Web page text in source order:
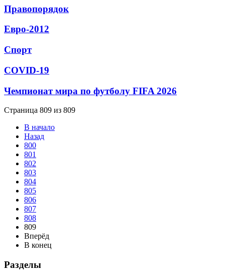
Правопорядок
Евро-2012
Спорт
СОVID-19
Чемпионат мира по футболу FIFA 2026
Страница 809 из 809
В начало
Назад
800
801
802
803
804
805
806
807
808
809
Вперёд
В конец
Разделы